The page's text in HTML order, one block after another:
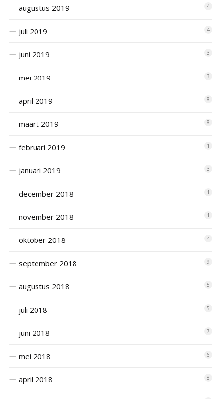
augustus 2019 4
juli 2019 4
juni 2019 3
mei 2019 3
april 2019 8
maart 2019 8
februari 2019 1
januari 2019 3
december 2018 1
november 2018 1
oktober 2018 4
september 2018 9
augustus 2018 5
juli 2018 5
juni 2018 7
mei 2018 6
april 2018 8